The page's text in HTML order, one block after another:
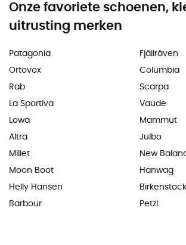
Onze favoriete schoenen,
uitrusting merken
Patagonia
Ortovox
Rab
La Sportiva
Lowa
Altra
Millet
Moon Boot
Helly Hansen
Barbour
Fjällräven
Columbia
Scarpa
Vaude
Mammut
Julbo
New
Hanwag
Birkenstock
Petzl